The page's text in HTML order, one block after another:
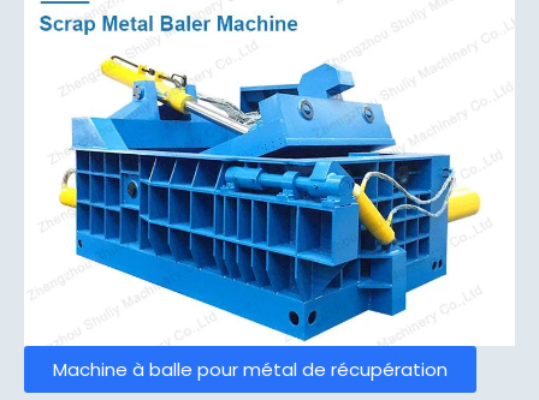
Machine à balle pour métal de récupération